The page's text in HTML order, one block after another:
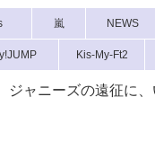
嵐 NEWS
Kis-My-Ft2
ジャニーズの遠征に